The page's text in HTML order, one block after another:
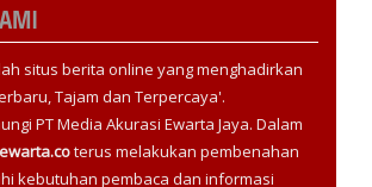
situs berita online yang menghadirkan
Tajam dan Terpercaya'.
PT Media Akurasi Ewarta Jaya. Dalam
ewarta.coterus melakukan pembenahan
kebutuhan pembaca dan informasi